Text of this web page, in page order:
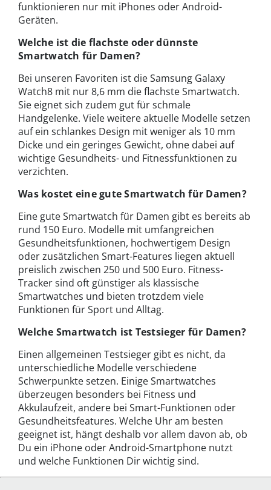
funktionieren nur mit iPhones oder Android-
Geräten.
Welche ist die flachste oder dünnste
Smartwatch für Damen?
Bei unseren Favoriten ist die Samsung Galaxy
Watch8 mit nur 8,6 mm die flachste Smartwatch.
Sie eignet sich zudem gut für schmale
Handgelenke. Viele weitere aktuelle Modelle setzen
auf ein schlankes Design mit weniger als 10 mm
Dicke und ein geringes Gewicht, ohne dabei auf
wichtige Gesundheits- und Fitnessfunktionen zu
verzichten.
Was kostet eine gute Smartwatch für Damen?
Eine gute Smartwatch für Damen gibt es bereits ab
rund 150 Euro. Modelle mit umfangreichen
Gesundheitsfunktionen, hochwertigem Design
oder zusätzlichen Smart-Features liegen aktuell
preislich zwischen 250 und 500 Euro. Fitness-
Tracker sind oft günstiger als klassische
Smartwatches und bieten trotzdem viele
Funktionen für Sport und Alltag.
Welche Smartwatch ist Testsieger für Damen?
Einen allgemeinen Testsieger gibt es nicht, da
unterschiedliche Modelle verschiedene
Schwerpunkte setzen. Einige Smartwatches
überzeugen besonders bei Fitness und
Akkulaufzeit, andere bei Smart-Funktionen oder
Gesundheitsfeatures. Welche Uhr am besten
geeignet ist, hängt deshalb vor allem davon ab, ob
Du ein iPhone oder Android-Smartphone nutzt
und welche Funktionen Dir wichtig sind.